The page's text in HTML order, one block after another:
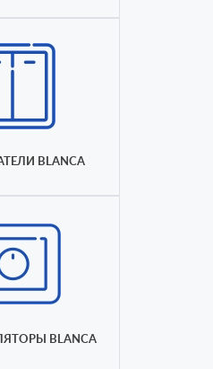
BLANCA
BLANCA